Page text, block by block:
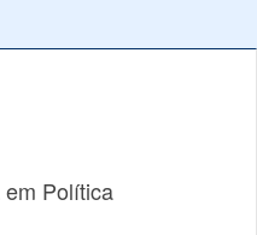
Política